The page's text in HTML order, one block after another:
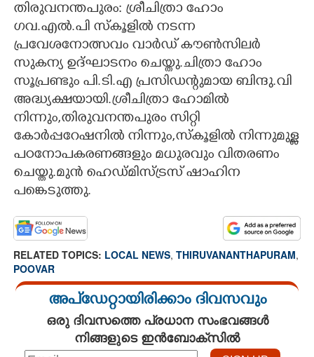
CARTOONS
LITERATURE
ZOOM
തിരുവനന്തപുരം: ശ്രീചിത്രാ ഹോം
ഗവ.എൽ.പി സ്കൂളിൽ നടന്ന
പ്രവേശനോത്സവം വാർഡ് കൗൺസിലർ
സുകന്യ ഉദ്ഘാടനം ചെയ്തു.ചിത്രാ ഹോം
സൂപ്രണ്ടും പി.ടി.എ പ്രസിഡന്റുമായ ബിന്ദു.വി
അദ്ധ്യക്ഷയായി.ശ്രീചിത്രാ ഹോമിൽ
നിന്നും,തിരുവനന്തപുരം സിറ്റി
കോർപ്പറേഷനിൽ നിന്നും,സ്കൂളിൽ നിന്നുമുള്ള
പഠനോപകരണങ്ങളും മധുരവും വിതരണം
ചെയ്തു.മുൻ ഹെഡ്മിസ്ട്രസ് ഷാഹിന
പങ്കെടുത്തു.
RELATED TOPICS: LOCAL NEWS, THIRUVANANTHAPURAM,
POOVAR
അപ്ഡേറ്റായിരിക്കാം ദിവസവും
ഒരു ദിവസത്തെ പ്രധാന സംഭവങ്ങൾ
നിങ്ങളുടെ ഇൻബോക്സിൽ